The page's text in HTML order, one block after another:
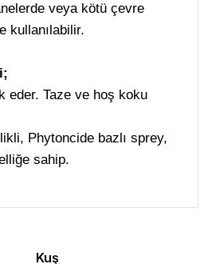
veya kötü çevre
kullanılabilir.
eder. Taze ve hoş koku
Phytoncide bazlı sprey,
sahip.
Kuş